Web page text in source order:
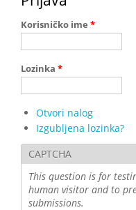
Korisničko ime *
Lozinka *
Otvori nalog
Izgubljena lozinka?
CAPTCHA
This question is for
human visitor and to
submissions.